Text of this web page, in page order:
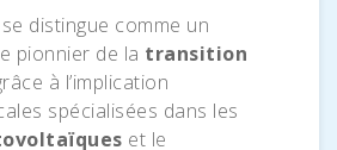
se distingue comme un
pionnier de la transition
à l’implication
spécialisées dans les
et le